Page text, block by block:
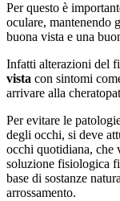
Per questo è
oculare, mantenendo
buona vista e una
Infatti alterazioni del
vista con sintomi
arrivare alla
Per evitare le
degli occhi, si deve
occhi quotidiana, che
soluzione fisiologica
base di sostanze
arrossamento.